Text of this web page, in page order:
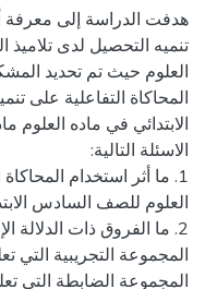
هدفت الدراسة إلى معرفة
تنميه التحصيل لدى
العلوم حيث تم تحديد
المحاكاة التفاعلية على
الابتدائي في ماده العلوم
1. ما أثر استخدام
2. ما الفروق ذات
المجموعة التجريبية التي